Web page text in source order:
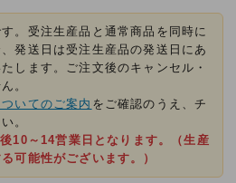
す。受注生産品と通常商品を同時に
発送日は受注生産品の発送日にあ
します。ご注文後のキャンセル・
。
いてのご案内 をご確認のうえ、チ
。
10～14営業日となります。（生産
可能性がございます。）